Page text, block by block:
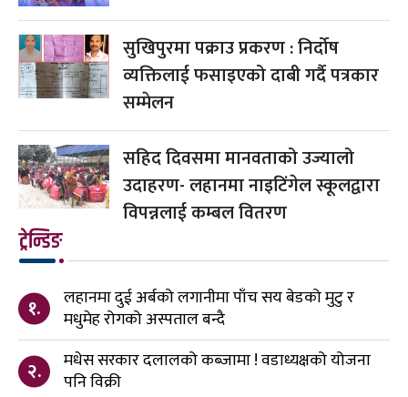
सुखिपुरमा पक्राउ प्रकरण : निर्दोष
व्यक्तिलाई फसाइएको दाबी गर्दै पत्रकार
सम्मेलन
सहिद दिवसमा मानवताको उज्यालो
उदाहरण- लहानमा नाइटिंगेल स्कूलद्वारा
विपन्नलाई कम्बल वितरण
ट्रेन्डिङ
१.
लहानमा दुई अर्बको लगानीमा पाँच सय बेडको मुटु र
मधुमेह रोगको अस्पताल बन्दै
२.
मधेस सरकार दलालको कब्जामा ! वडाध्यक्षको योजना
पनि विक्री